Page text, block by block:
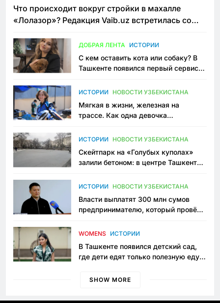
Что происходит вокруг стройки в махалле
«Лолазор»? Редакция Vaib.uz встретилась со
ДОБРАЯ ЛЕНТА ИСТОРИИ
С кем оставить кота или собаку? В
Ташкенте появился первый сервис
ИСТОРИИ НОВОСТИ УЗБЕКИСТАНА
Мягкая в жизни, железная на
трассе. Как одна девочка
Узбекистане
ИСТОРИИ НОВОСТИ УЗБЕКИСТАНА
Скейтпарк на «Голубых куполах»
залили бетоном: в центре Ташкента
пространство
ИСТОРИИ НОВОСТИ УЗБЕКИСТАНА
Власти выплатят 300 млн сумов
предпринимателю, который провёл
приговору
WOMENS ИСТОРИИ
В Ташкенте появился детский сад,
где дети едят только полезную еду.
просить «кашу без сахара»
SHOW MORE